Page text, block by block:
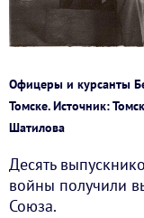
Офицеры и курсанты
Томске. Источник:
Шатилова
Десять
войны получили
Союза.